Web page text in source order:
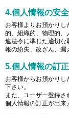
4.個人情報の安
お客様よりお預かり
的、組織的、物理的、
連法令に準じた適切な
報の紛失、改ざん、漏
5.個人情報の訂
お客様からお預かり
下さい。
また、ユーザー登録
個人情報の訂正が出来